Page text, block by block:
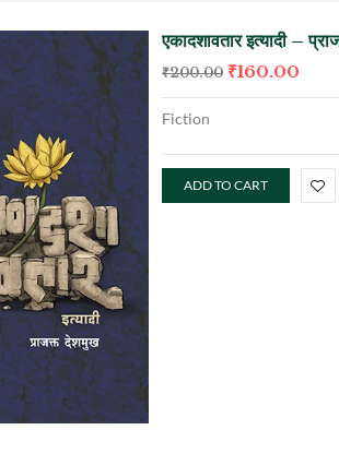
एकादशावतार इत्यादी –
₹200.00 ₹160.00
Fiction
ADD TO CART